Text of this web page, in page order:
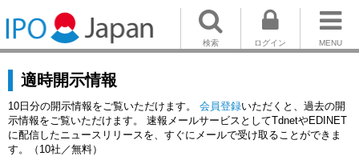
MENU
ログイン
検索
適時開示情報
10日分の開示情報をご覧いただけます。 会員登録いただくと、過去の開
示情報をご覧いただけます。 速報メールサービスとしてTdnetやEDINET
に配信したニュースリリースを、すぐにメールで受け取ることができま
す。（10社／無料）